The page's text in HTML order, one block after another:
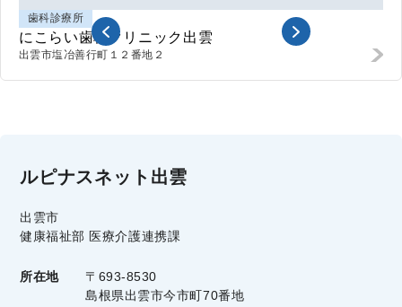
歯科診療所
にこらい歯科クリニック出雲
出雲市塩冶善行町１２番地２
ルピナスネット出雲
出雲市
健康福祉部 医療介護連携課
所在地
〒693-8530
島根県出雲市今市町70番地